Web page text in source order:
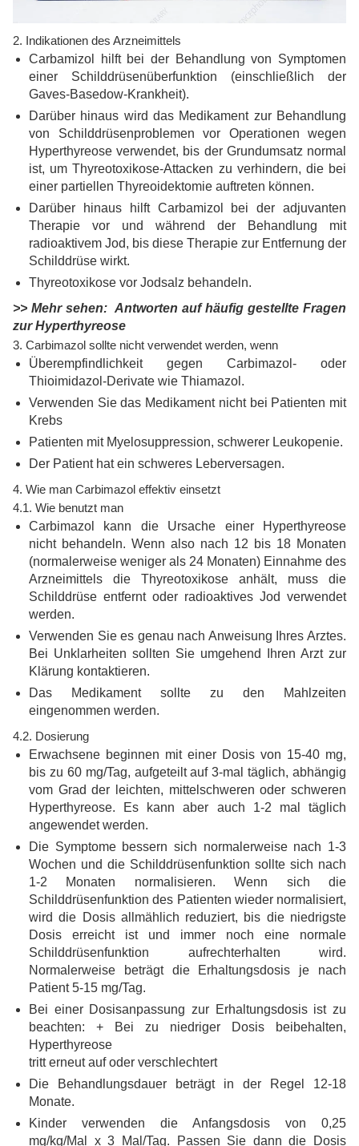
2. Indikationen des Arzneimittels
Carbamizol hilft bei der Behandlung von Symptomen
einer Schilddrüsenüberfunktion (einschließlich der
Gaves-Basedow-Krankheit).
Darüber hinaus wird das Medikament zur Behandlung
von Schilddrüsenproblemen vor Operationen wegen
Hyperthyreose verwendet, bis der Grundumsatz normal
ist, um Thyreotoxikose-Attacken zu verhindern, die bei
einer partiellen Thyreoidektomie auftreten können.
Darüber hinaus hilft Carbamizol bei der adjuvanten
Therapie vor und während der Behandlung mit
radioaktivem Jod, bis diese Therapie zur Entfernung der
Schilddrüse wirkt.
Thyreotoxikose vor Jodsalz behandeln.
>> Mehr sehen: Antworten auf häufig gestellte Fragen
zur Hyperthyreose
3. Carbimazol sollte nicht verwendet werden, wenn
Überempfindlichkeit gegen Carbimazol- oder
Thioimidazol-Derivate wie Thiamazol.
Verwenden Sie das Medikament nicht bei Patienten mit
Krebs
Patienten mit Myelosuppression, schwerer Leukopenie.
Der Patient hat ein schweres Leberversagen.
4. Wie man Carbimazol effektiv einsetzt
4.1. Wie benutzt man
Carbimazol kann die Ursache einer Hyperthyreose
nicht behandeln. Wenn also nach 12 bis 18 Monaten
(normalerweise weniger als 24 Monaten) Einnahme des
Arzneimittels die Thyreotoxikose anhält, muss die
Schilddrüse entfernt oder radioaktives Jod verwendet
werden.
Verwenden Sie es genau nach Anweisung Ihres Arztes.
Bei Unklarheiten sollten Sie umgehend Ihren Arzt zur
Klärung kontaktieren.
Das Medikament sollte zu den Mahlzeiten
eingenommen werden.
4.2. Dosierung
Erwachsene beginnen mit einer Dosis von 15-40 mg,
bis zu 60 mg/Tag, aufgeteilt auf 3-mal täglich, abhängig
vom Grad der leichten, mittelschweren oder schweren
Hyperthyreose. Es kann aber auch 1-2 mal täglich
angewendet werden.
Die Symptome bessern sich normalerweise nach 1-3
Wochen und die Schilddrüsenfunktion sollte sich nach
1-2 Monaten normalisieren. Wenn sich die
Schilddrüsenfunktion des Patienten wieder normalisiert,
wird die Dosis allmählich reduziert, bis die niedrigste
Dosis erreicht ist und immer noch eine normale
Schilddrüsenfunktion aufrechterhalten wird.
Normalerweise beträgt die Erhaltungsdosis je nach
Patient 5-15 mg/Tag.
Bei einer Dosisanpassung zur Erhaltungsdosis ist zu
beachten: + Bei zu niedriger Dosis beibehalten,
Hyperthyreose
tritt erneut auf oder verschlechtert
Die Behandlungsdauer beträgt in der Regel 12-18
Monate.
Kinder verwenden die Anfangsdosis von 0,25
mg/kg/Mal x 3 Mal/Tag. Passen Sie dann die Dosis